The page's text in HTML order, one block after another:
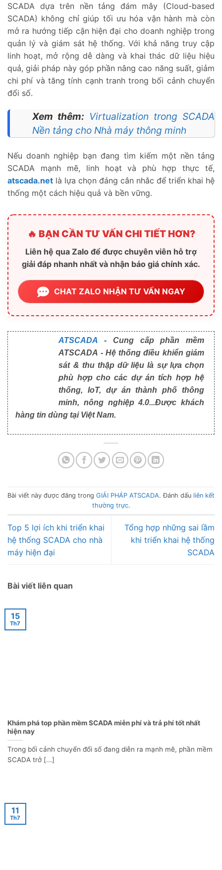
SCADA dựa trên nền tảng đám mây (Cloud-based
SCADA) không chỉ giúp tối ưu hóa vận hành mà còn
mở ra hướng tiếp cận hiện đại cho doanh nghiệp trong
quản lý và giám sát hệ thống. Với khả năng truy cập
linh hoạt, mở rộng dễ dàng và khai thác dữ liệu hiệu
quả, giải pháp này góp phần nâng cao năng suất, giảm
chi phí và tăng tính cạnh tranh trong bối cảnh chuyển
đổi số.
Xem thêm: Virtualization trong SCADA
Nền tảng cho Nhà máy thông minh
Nếu doanh nghiệp bạn đang tìm kiếm một nền tảng
SCADA mạnh mẽ, linh hoạt và phù hợp thực tế,
atscada.net là lựa chọn đáng cân nhắc để triển khai hệ
thống một cách hiệu quả và bền vững.
🔥 BẠN CẦN TƯ VẤN CHI TIẾT HƠN?
Liên hệ qua Zalo để được chuyên viên hỗ trợ
giải đáp nhanh nhất và nhận báo giá chính xác.
CHAT ZALO NHẬN TƯ VẤN NGAY
ATSCADA - Cung cấp phần mềm
ATSCADA - Hệ thống điều khiển giám sát & thu
thập dữ liệu là sự lựa chọn phù hợp cho các dự
án tích hợp hệ thống, IoT, dự án thành phố thông
minh, nông nghiệp 4.0...Được khách hàng tin
dùng tại Việt Nam.
thường trực
hệ thống SCADA cho nhà
máy hiện đại
khi triển khai hệ thống
SCADA
hiện nay
Trong bối cảnh chuyển đổi số đang diễn ra mạnh mẽ, phần mềm
SCADA trở [...]
Th7
Th7